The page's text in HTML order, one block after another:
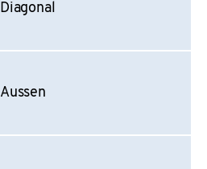
Diagonal
Aussen